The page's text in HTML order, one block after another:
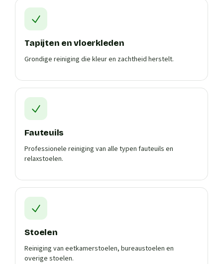
Tapijten en vloerkleden
Grondige reiniging die kleur en zachtheid herstelt.
Fauteuils
Professionele reiniging van alle typen fauteuils en
relaxstoelen.
Stoelen
Reiniging van eetkamerstoelen, bureaustoelen en
overige stoelen.